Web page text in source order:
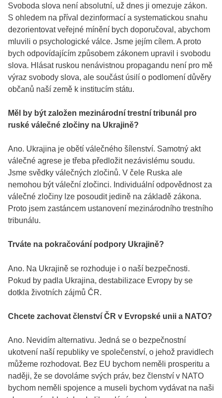
Svoboda slova není absolutní, už dnes ji omezuje zákon.
S ohledem na příval dezinformací a systematickou snahu
dezorientovat veřejné mínění bych doporučoval, abychom
mluvili o psychologické válce. Jsme jejím cílem. A proto
bych odpovídajícím způsobem zákonem upravil i svobodu
slova. Hlásat ruskou nenávistnou propagandu není pro mě
výraz svobody slova, ale součást úsilí o podlomení důvěry
občanů naší země k institucím státu.
Měl by být založen mezinárodní trestní tribunál pro
ruské válečné zločiny na Ukrajině?
Ano. Ukrajina je obětí válečného šílenství. Samotný akt
válečné agrese je třeba předložit nezávislému soudu.
Jsme svědky válečných zločinů. V čele Ruska ale
nemohou být váleční zločinci. Individuální odpovědnost za
válečné zločiny lze posoudit jedině na základě zákona.
Proto jsem zastáncem ustanovení mezinárodního trestního
tribunálu.
Trváte na pokračování podpory Ukrajině?
Ano. Na Ukrajině se rozhoduje i o naší bezpečnosti.
Pokud by padla Ukrajina, destabilizace Evropy by se
dotkla životních zájmů ČR.
Chcete zachovat členství ČR v Evropské unii a NATO?
Ano. Nevidím alternativu. Jedná se o bezpečnostní
ukotvení naší republiky ve společenství, o jehož pravidlech
můžeme rozhodovat. Bez EU bychom neměli prosperitu a
naději, že se dovoláme svých práv, bez členství v NATO
bychom neměli spojence a museli bychom vydávat na naši